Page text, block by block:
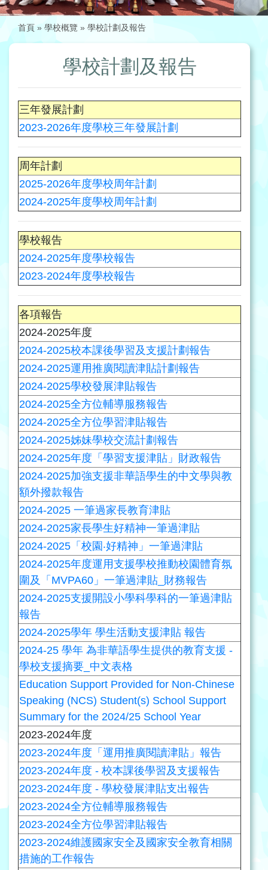
首頁 » 學校概覽 » 學校計劃及報告
學校計劃及報告
三年發展計劃
2023-2026年度學校三年發展計劃
周年計劃
2025-2026年度學校周年計劃
2024-2025年度學校周年計劃
學校報告
2024-2025年度學校報告
2023-2024年度學校報告
各項報告
2024-2025年度
2024-2025校本課後學習及支援計劃報告
2024-2025運用推廣閱讀津貼計劃報告
2024-2025學校發展津貼報告
2024-2025全方位輔導服務報告
2024-2025全方位學習津貼報告
2024-2025姊妹學校交流計劃報告
2024-2025年度「學習支援津貼」財政報告
2024-2025加強支援非華語學生的中文學與教
額外撥款報告
2024-2025 一筆過家長教育津貼
2024-2025家長學生好精神一筆過津貼
2024-2025「校園‧好精神」一筆過津貼
2024-2025年度運用支援學校推動校園體育氛
圍及「MVPA60」一筆過津貼_財務報告
2024-2025支援開設小學科學科的一筆過津貼
報告
2024-2025學年 學生活動支援津貼 報告
2024-25 學年 為非華語學生提供的教育支援 -
學校支援摘要_中文表格
Education Support Provided for Non-Chinese
Speaking (NCS) Student(s) School Support
Summary for the 2024/25 School Year
2023-2024年度
2023-2024年度「運用推廣閱讀津貼」報告
2023-2024年度 - 校本課後學習及支援報告
2023-2024年度 - 學校發展津貼支出報告
2023-2024全方位輔導服務報告
2023-2024全方位學習津貼報告
2023-2024維護國家安全及國家安全教育相關
措施的工作報告